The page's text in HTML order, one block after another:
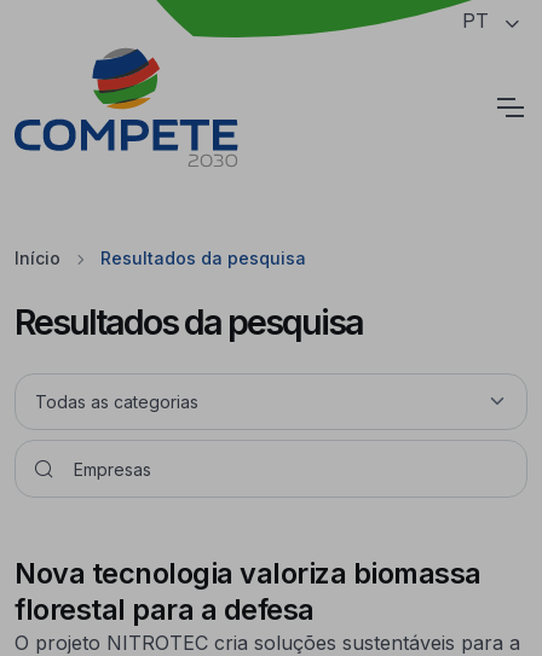
Saltar para o conteúdo principal da página PT
Início Resultados da pesquisa
Resultados da pesquisa
Nova tecnologia valoriza biomassa
florestal para a defesa
O projeto NITROTEC cria soluções sustentáveis para a